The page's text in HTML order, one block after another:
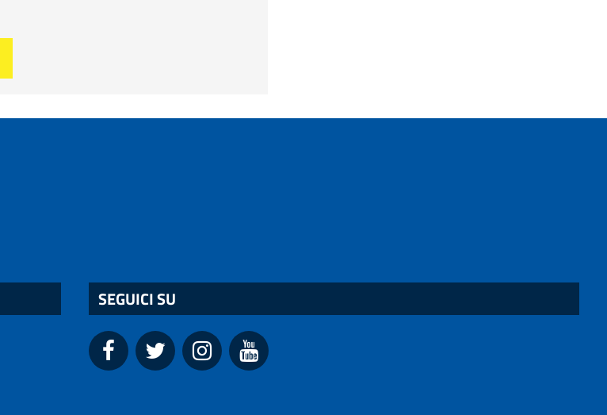
SEGUICI SU